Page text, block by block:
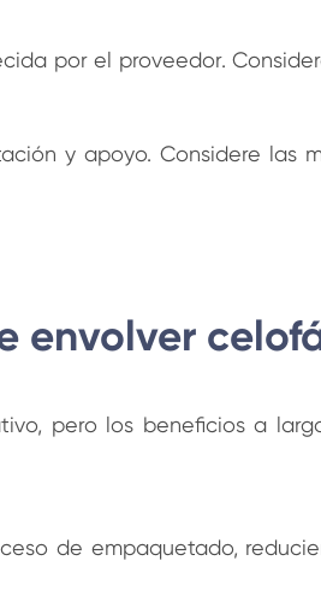
por el proveedor.
y apoyo. Considere las
envolver
pero los beneficios a
de empaquetado,